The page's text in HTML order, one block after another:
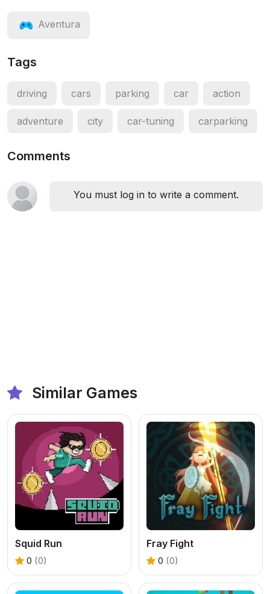
Aventura
Tags
driving cars parking car action
adventure city car-tuning carparking
Comments
You must log in to write a comment.
Similar Games
Squid Run
0 (0)
Fray Fight
0 (0)